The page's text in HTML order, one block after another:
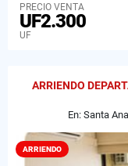
PRECIO VENTA
UF2.300
UF
ARRIENDO
En: Santa
ARRIENDO